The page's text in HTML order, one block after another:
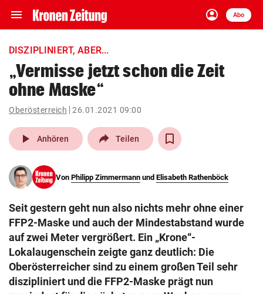
menu Navigation
ein-/ausklappen
account_circle
Anmelden
Abo
close Schließen
account_circle Anmelden
pin_drop
Wien arrow_right
search
eingeben
© Krone Multimedia GmbH & Co KG 2026
Muthgasse 2, 1190 Wien
DISZIPLINIERT, ABER...
„Vermisse jetzt schon die Zeit
ohne Maske“
Oberösterreich 26.01.2021 09:00
play_arrow Anhören Teilen
Von Philipp Zimmermann und Elisabeth Rathenböck
Seit gestern geht nun also nichts mehr ohne einer
FFP2-Maske und auch der Mindestabstand wurde
auf zwei Meter vergrößert. Ein „Krone“-
Lokalaugenschein zeigte ganz deutlich: Die
Oberösterreicher sind zu einem großen Teil sehr
diszipliniert und die FFP2-Maske prägt nun